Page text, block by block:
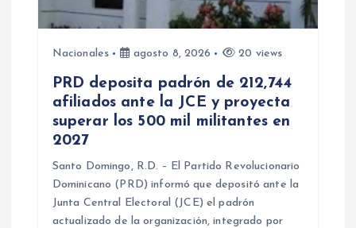
Nacionales agosto 8, 2026 20 views
PRD deposita padrón de 212,744
afiliados ante la JCE y proyecta
superar los 500 mil militantes en
2027
Santo Domingo, R.D. – El Partido Revolucionario
Dominicano (PRD) informó que depositó ante la
Junta Central Electoral (JCE) el padrón
actualizado de la organización, integrado por